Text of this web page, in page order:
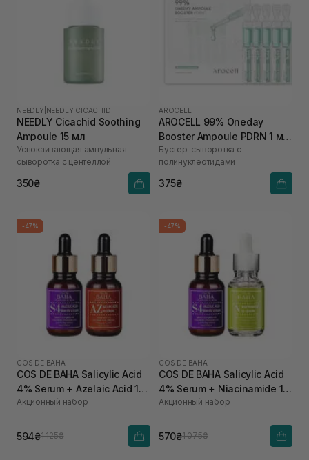
NEEDLY NEEDLY CICACHID
NEEDLY Cicachid Soothing
Ampoule 15 мл
Успокаивающая ампульная
сыворотка с центеллой
350₴
AROCELL
AROCELL 99% Oneday
Booster Ampoule PDRN 1 мл
х 5 шт
Бустер-сыворотка с
полинуклеотидами
375₴
-47%
COS DE BAHA
COS DE BAHA Salicylic Acid
4% Serum + Azelaic Acid 10
Serum
Акционный набор
594₴1 125₴
-47%
COS DE BAHA
COS DE BAHA Salicylic Acid
4% Serum + Niacinamide 10
Serum
Акционный набор
570₴1 075₴